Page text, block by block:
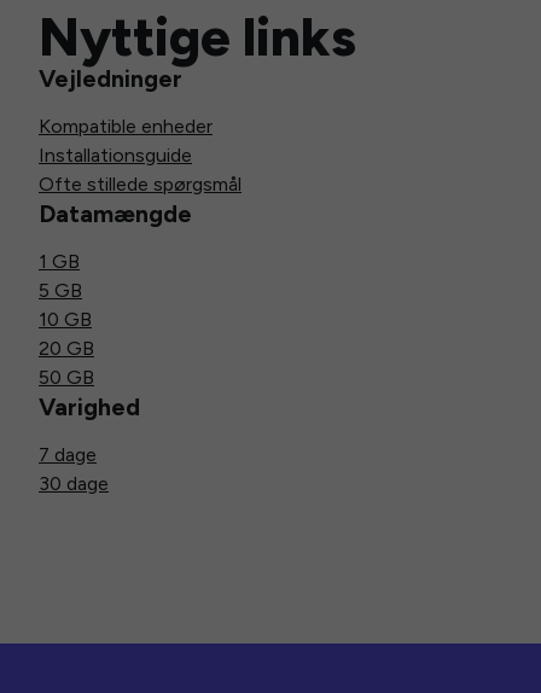
Nyttige links
Vejledninger
Kompatible enheder
Installationsguide
Ofte stillede spørgsmål
Datamængde
1 GB
5 GB
10 GB
20 GB
50 GB
Varighed
7 dage
30 dage